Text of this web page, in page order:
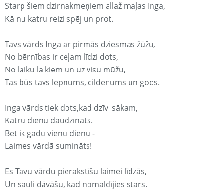
Starp šiem dzirnakmeņiem allaž maļas Inga,
Kā nu katru reizi spēj un prot.
Tavs vārds Inga ar pirmās dziesmas žūžu,
No bērnības ir ceļam līdzi dots,
No laiku laikiem un uz visu mūžu,
Tas būs tavs lepnums, cildenums un gods.
Inga vārds tiek dots,kad dzīvi sākam,
Katru dienu daudzināts.
Bet ik gadu vienu dienu -
Laimes vārdā sumināts!
Es Tavu vārdu pierakstīšu laimei līdzās,
Un sauli dāvāšu, kad nomaldījies stars.